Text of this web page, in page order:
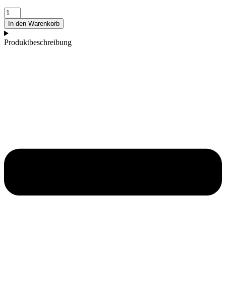
Holzschlägel
L
Menge
In den Warenkorb
Produktbeschreibung